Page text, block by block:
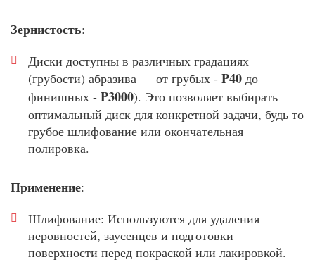
Зернистость:
Диски доступны в различных градациях
(грубости) абразива — от грубых - P40 до
финишных - P3000). Это позволяет выбирать
оптимальный диск для конкретной задачи, будь то
грубое шлифование или окончательная
полировка.
Применение:
Шлифование: Используются для удаления
неровностей, заусенцев и подготовки
поверхности перед покраской или лакировкой.